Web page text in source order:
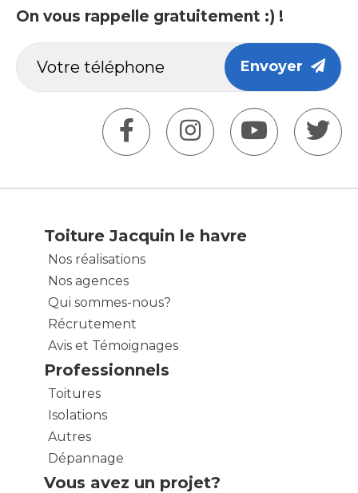
On vous rappelle gratuitement :) !
Envoyer
Toiture Jacquin le havre
Nos réalisations
Nos agences
Qui sommes-nous?
Récrutement
Avis et Témoignages
Professionnels
Toitures
Isolations
Autres
Dépannage
Vous avez un projet?